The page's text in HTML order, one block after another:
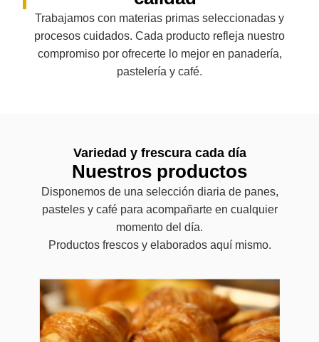
Trabajamos con materias primas seleccionadas y
procesos cuidados. Cada producto refleja nuestro
compromiso por ofrecerte lo mejor en panadería,
pastelería y café.
Variedad y frescura cada día
Nuestros productos
Disponemos de una selección diaria de panes,
pasteles y café para acompañarte en cualquier
momento del día.
Productos frescos y elaborados aquí mismo.